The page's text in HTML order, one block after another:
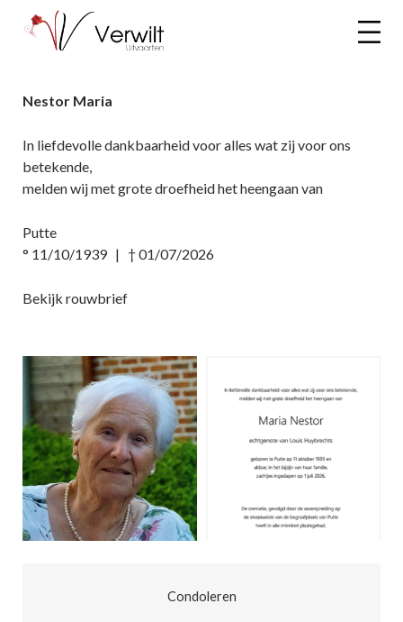
Nestor Maria
In liefdevolle dankbaarheid voor alles wat zij voor ons
betekende,
melden wij met grote droefheid het heengaan van
Putte
° 11/10/1939 | † 01/07/2026
Bekijk rouwbrief
Condoleren